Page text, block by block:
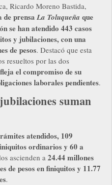
Ricardo Moreno Bastida,
prensa La Toluqueña que
se han atendido 443 casos
y jubilaciones, con una
de pesos. Destacó que esta
resueltos por las dos
el compromiso de su
laborales pendientes.
suman
atendidos, 109
ordinarios y 60 a
ascienden a 24.44 millones
de pesos en finiquitos y 11.77
.